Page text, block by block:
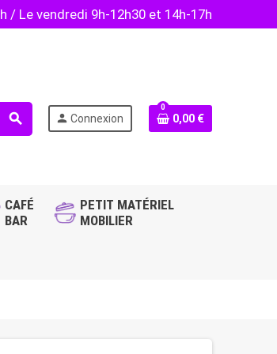
/ Le vendredi 9h-12h30 et 14h-17h
search person Connexion
0
0,00 €
CAFÉ
BAR
PETIT MATÉRIEL
MOBILIER